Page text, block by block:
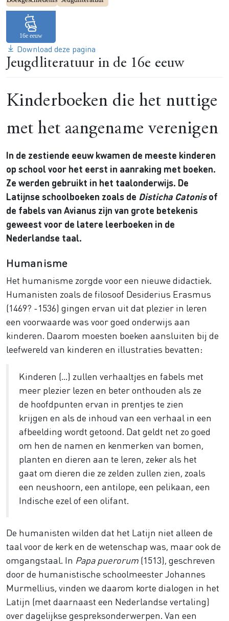
Download deze pagina
Jeugdliteratuur in de 16e eeuw
Kinderboeken die het nuttige
met het aangename verenigen
In de zestiende eeuw kwamen de meeste kinderen
op school voor het eerst in aanraking met boeken.
Ze werden gebruikt in het taalonderwijs. De
Latijnse schoolboeken zoals de Disticha Catonisof
de fabels van Avianus zijn van grote betekenis
geweest voor de latere leerboeken in de
Nederlandse taal.
Humanisme
Het humanisme zorgde voor een nieuwe didactiek.
Humanisten zoals de filosoof Desiderius Erasmus
(1469? -1536) gingen ervan uit dat plezier in leren
een voorwaarde was voor goed onderwijs aan
kinderen. Daarom moesten boeken aansluiten bij de
leefwereld van kinderen en illustraties bevatten:
Kinderen (…) zullen verhaaltjes en fabels met
meer plezier lezen en beter onthouden als ze
de hoofdpunten ervan in prentjes te zien
krijgen en als de inhoud van een verhaal in een
afbeelding wordt getoond. Dat geldt net zo goed
om hen de namen en kenmerken van bomen,
planten en dieren aan te leren, zeker als het
gaat om dieren die ze zelden zullen zien, zoals
een neushoorn, een antilope, een pelikaan, een
Indische ezel of een olifant.
De humanisten wilden dat het Latijn niet alleen de
taal voor de kerk en de wetenschap was, maar ook de
omgangstaal. In Papa puerorum (1513), geschreven
door de humanistische schoolmeester Johannes
Murmellius, vinden we daarom korte dialogen in het
Latijn (met daarnaast een Nederlandse vertaling)
over dagelijkse gespreksonderwerpen. Van een